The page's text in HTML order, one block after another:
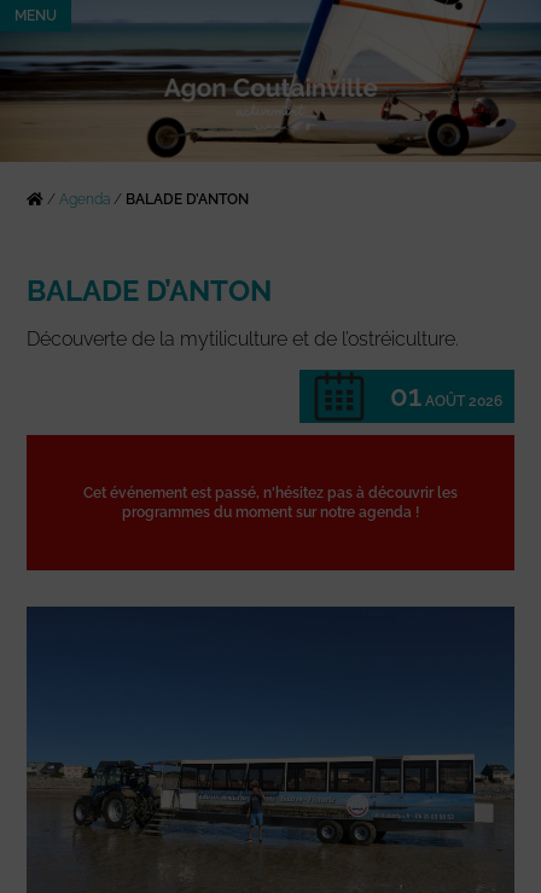
MENU
/Agenda / BALADE D’ANTON
BALADE D’ANTON
Découverte de la mytiliculture et de l’ostréiculture.
01 AOÛT 2026
Cet événement est passé, n'hésitez pas à découvrir les
programmes du moment sur notre agenda !